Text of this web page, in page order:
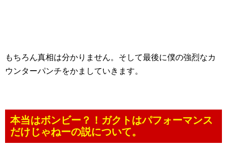
もちろん真相は分かりません。そして最後に僕の強烈なカ
ウンターパンチをかましていきます。
本当はボンビー？！ガクトはパフォーマンス
だけじゃねーの説について。